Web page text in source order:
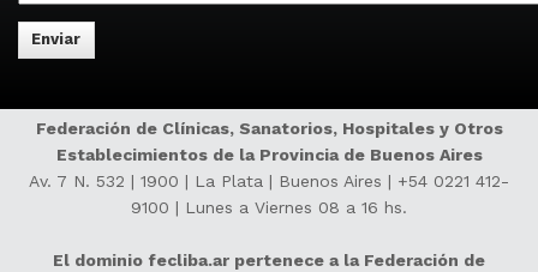
Federación de Clínicas, Sanatorios, Hospitales y Otros
Establecimientos de la Provincia de Buenos Aires
Av. 7 N. 532 | 1900 | La Plata | Buenos Aires | +54 0221 412-
9100 | Lunes a Viernes 08 a 16 hs.
El dominio fecliba.ar pertenece a la Federación de